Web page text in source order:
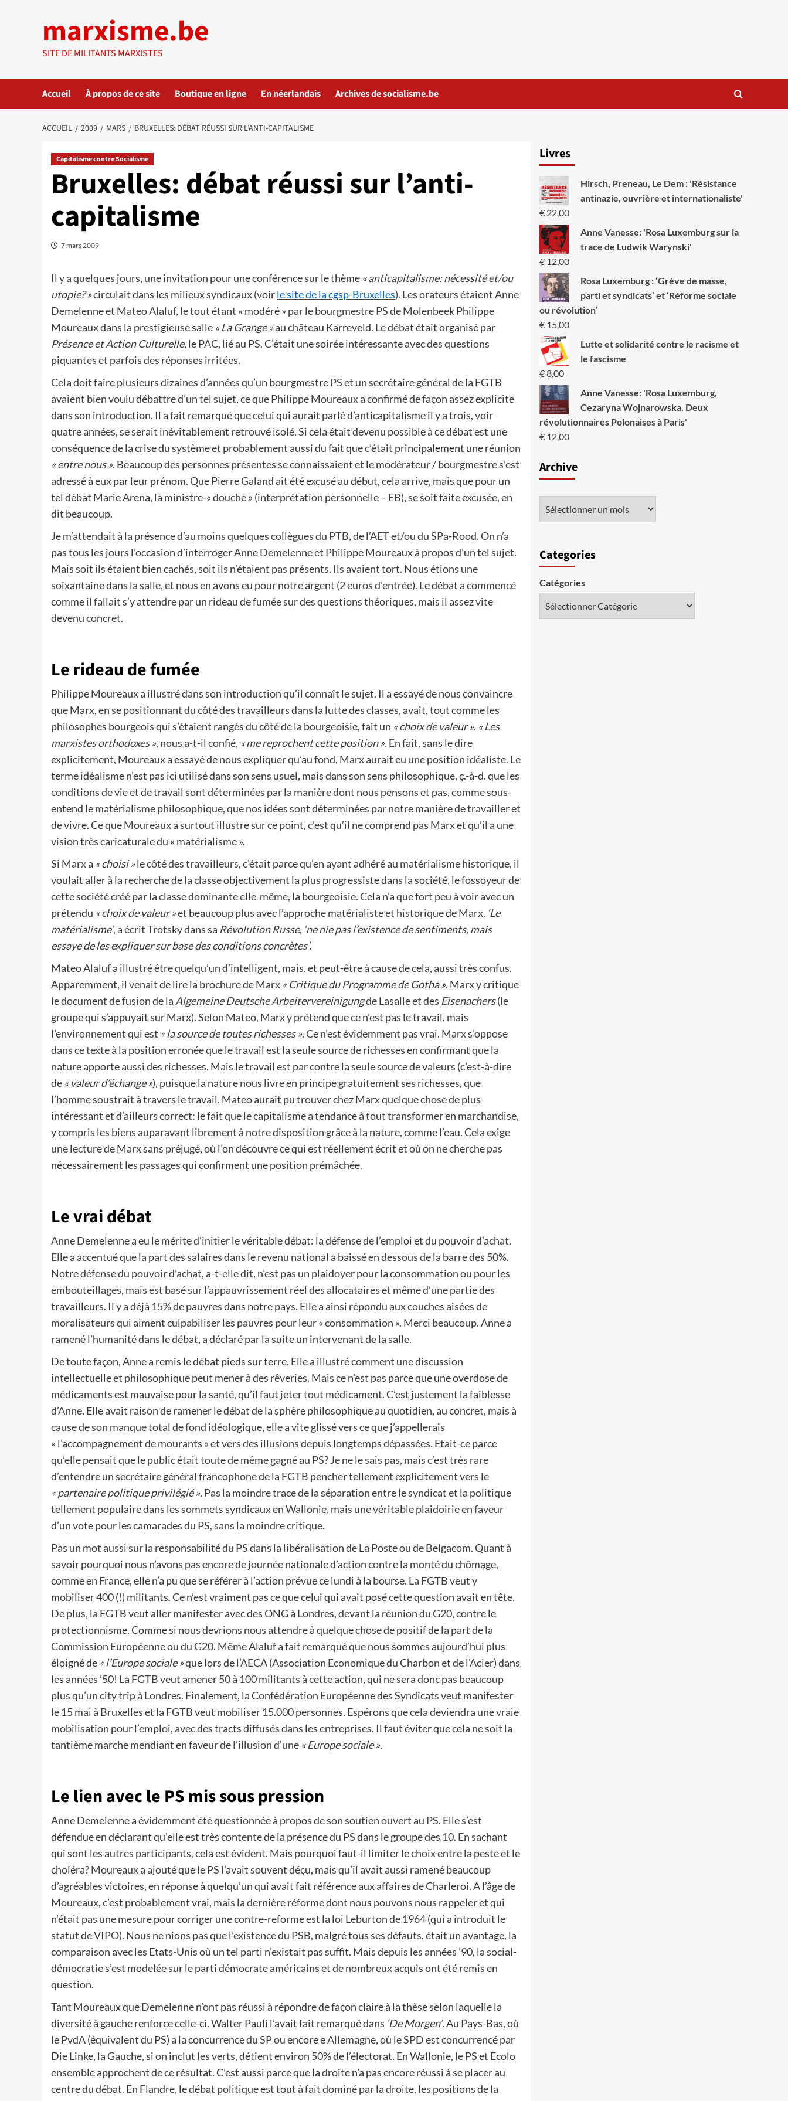
marxisme.be
SITE DE MILITANTS MARXISTES
Accueil À propos de ce site Boutique en ligne En néerlandais Archives de socialisme.be
ACCUEIL 2009 MARS BRUXELLES: DÉBAT RÉUSSI SUR L’ANTI-CAPITALISME
Capitalisme contre Socialisme
Bruxelles: débat réussi sur l’anti-
capitalisme
7 mars 2009
Il y a quelques jours, une invitation pour une conférence sur le thème « anticapitalisme: nécessité et/ou
utopie? »circulait dans les milieux syndicaux (voirle site de la cgsp-Bruxelles). Les orateurs étaient Anne
Demelenne et Mateo Alaluf, le tout étant « modéré » par le bourgmestre PS de Molenbeek Philippe
Moureaux dans la prestigieuse salle « La Grange »au château Karreveld. Le débat était organisé par
Présence et Action Culturelle, le PAC, lié au PS. C’était une soirée intéressante avec des questions
piquantes et parfois des réponses irritées.
Cela doit faire plusieurs dizaines d’années qu’un bourgmestre PS et un secrétaire général de la FGTB
avaient bien voulu débattre d’un tel sujet, ce que Philippe Moureaux a confirmé de façon assez explicite
dans son introduction. Il a fait remarqué que celui qui aurait parlé d’anticapitalisme il y a trois, voir
quatre années, se serait inévitablement retrouvé isolé. Si cela était devenu possible à ce débat est une
conséquence de la crise du système et probablement aussi du fait que c’était principalement une réunion
« entre nous ». Beaucoup des personnes présentes se connaissaient et le modérateur / bourgmestre s’est
adressé à eux par leur prénom. Que Pierre Galand ait été excusé au début, cela arrive, mais que pour un
tel débat Marie Arena, la ministre-« douche » (interprétation personnelle – EB), se soit faite excusée, en
dit beaucoup.
Je m’attendait à la présence d’au moins quelques collègues du PTB, de l’AET et/ou du SPa-Rood. On n’a
pas tous les jours l’occasion d’interroger Anne Demelenne et Philippe Moureaux à propos d’un tel sujet.
Mais soit ils étaient bien cachés, soit ils n’étaient pas présents. Ils avaient tort. Nous étions une
soixantaine dans la salle, et nous en avons eu pour notre argent (2 euros d’entrée). Le débat a commencé
comme il fallait s’y attendre par un rideau de fumée sur des questions théoriques, mais il assez vite
devenu concret.
Le rideau de fumée
Philippe Moureaux a illustré dans son introduction qu’il connaît le sujet. Il a essayé de nous convaincre
que Marx, en se positionnant du côté des travailleurs dans la lutte des classes, avait, tout comme les
philosophes bourgeois qui s’étaient rangés du côté de la bourgeoisie, fait un « choix de valeur ». « Les
marxistes orthodoxes », nous a-t-il confié, « me reprochent cette position ». En fait, sans le dire
explicitement, Moureaux a essayé de nous expliquer qu’au fond, Marx aurait eu une position idéaliste. Le
terme idéalisme n’est pas ici utilisé dans son sens usuel, mais dans son sens philosophique, ç.-à-d. que les
conditions de vie et de travail sont déterminées par la manière dont nous pensons et pas, comme sous-
entend le matérialisme philosophique, que nos idées sont déterminées par notre manière de travailler et
de vivre. Ce que Moureaux a surtout illustre sur ce point, c’est qu’il ne comprend pas Marx et qu’il a une
vision très caricaturale du « matérialisme ».
Si Marx a « choisi »le côté des travailleurs, c’était parce qu’en ayant adhéré au matérialisme historique, il
voulait aller à la recherche de la classe objectivement la plus progressiste dans la société, le fossoyeur de
cette société créé par la classe dominante elle-même, la bourgeoisie. Cela n’a que fort peu à voir avec un
prétendu « choix de valeur »et beaucoup plus avec l’approche matérialiste et historique de Marx. ‘Le
matérialisme’, a écrit Trotsky dans sa Révolution Russe, ‘ne nie pas l’existence de sentiments, mais
essaye de les expliquer sur base des conditions concrètes’.
Mateo Alaluf a illustré être quelqu’un d’intelligent, mais, et peut-être à cause de cela, aussi très confus.
Apparemment, il venait de lire la brochure de Marx « Critique du Programme de Gotha ». Marx y critique
le document de fusion de la Algemeine Deutsche Arbeitervereinigungde Lasalle et des Eisenachers(le
groupe qui s’appuyait sur Marx). Selon Mateo, Marx y prétend que ce n’est pas le travail, mais
l’environnement qui est « la source de toutes richesses ». Ce n’est évidemment pas vrai. Marx s’oppose
dans ce texte à la position erronée que le travail est la seule source de richesses en confirmant que la
nature apporte aussi des richesses. Mais le travail est par contre la seule source de valeurs (c’est-à-dire
de « valeur d’échange »), puisque la nature nous livre en principe gratuitement ses richesses, que
l’homme soustrait à travers le travail. Mateo aurait pu trouver chez Marx quelque chose de plus
intéressant et d’ailleurs correct: le fait que le capitalisme a tendance à tout transformer en marchandise,
y compris les biens auparavant librement à notre disposition grâce à la nature, comme l’eau. Cela exige
une lecture de Marx sans préjugé, où l’on découvre ce qui est réellement écrit et où on ne cherche pas
nécessairement les passages qui confirment une position prémâchée.
Le vrai débat
Anne Demelenne a eu le mérite d’initier le véritable débat: la défense de l’emploi et du pouvoir d’achat.
Elle a accentué que la part des salaires dans le revenu national a baissé en dessous de la barre des 50%.
Notre défense du pouvoir d’achat, a-t-elle dit, n’est pas un plaidoyer pour la consommation ou pour les
embouteillages, mais est basé sur l’appauvrissement réel des allocataires et même d’une partie des
travailleurs. Il y a déjà 15% de pauvres dans notre pays. Elle a ainsi répondu aux couches aisées de
moralisateurs qui aiment culpabiliser les pauvres pour leur « consommation ». Merci beaucoup. Anne a
ramené l’humanité dans le débat, a déclaré par la suite un intervenant de la salle.
De toute façon, Anne a remis le débat pieds sur terre. Elle a illustré comment une discussion
intellectuelle et philosophique peut mener à des rêveries. Mais ce n’est pas parce que une overdose de
médicaments est mauvaise pour la santé, qu’il faut jeter tout médicament. C’est justement la faiblesse
d’Anne. Elle avait raison de ramener le débat de la sphère philosophique au quotidien, au concret, mais à
cause de son manque total de fond idéologique, elle a vite glissé vers ce que j’appellerais
« l’accompagnement de mourants » et vers des illusions depuis longtemps dépassées. Etait-ce parce
qu’elle pensait que le public était toute de même gagné au PS? Je ne le sais pas, mais c’est très rare
d’entendre un secrétaire général francophone de la FGTB pencher tellement explicitement vers le
« partenaire politique privilégié ». Pas la moindre trace de la séparation entre le syndicat et la politique
tellement populaire dans les sommets syndicaux en Wallonie, mais une véritable plaidoirie en faveur
d’un vote pour les camarades du PS, sans la moindre critique.
Pas un mot aussi sur la responsabilité du PS dans la libéralisation de La Poste ou de Belgacom. Quant à
savoir pourquoi nous n’avons pas encore de journée nationale d’action contre la monté du chômage,
comme en France, elle n’a pu que se référer à l’action prévue ce lundi à la bourse. La FGTB veut y
mobiliser 400 (!) militants. Ce n’est vraiment pas ce que celui qui avait posé cette question avait en tête.
De plus, la FGTB veut aller manifester avec des ONG à Londres, devant la réunion du G20, contre le
protectionnisme. Comme si nous devrions nous attendre à quelque chose de positif de la part de la
Commission Européenne ou du G20. Même Alaluf a fait remarqué que nous sommes aujourd’hui plus
éloigné de « l’Europe sociale »que lors de l’AECA (Association Economique du Charbon et de l’Acier) dans
les années ’50! La FGTB veut amener 50 à 100 militants à cette action, qui ne sera donc pas beaucoup
plus qu’un city trip à Londres. Finalement, la Confédération Européenne des Syndicats veut manifester
le 15 mai à Bruxelles et la FGTB veut mobiliser 15.000 personnes. Espérons que cela deviendra une vraie
mobilisation pour l’emploi, avec des tracts diffusés dans les entreprises. Il faut éviter que cela ne soit la
tantième marche mendiant en faveur de l’illusion d’une « Europe sociale ».
Le lien avec le PS mis sous pression
Anne Demelenne a évidemment été questionnée à propos de son soutien ouvert au PS. Elle s’est
défendue en déclarant qu’elle est très contente de la présence du PS dans le groupe des 10. En sachant
qui sont les autres participants, cela est évident. Mais pourquoi faut-il limiter le choix entre la peste et le
choléra? Moureaux a ajouté que le PS l’avait souvent déçu, mais qu’il avait aussi ramené beaucoup
d’agréables victoires, en réponse à quelqu’un qui avait fait référence aux affaires de Charleroi. A l’âge de
Moureaux, c’est probablement vrai, mais la dernière réforme dont nous pouvons nous rappeler et qui
n’était pas une mesure pour corriger une contre-reforme est la loi Leburton de 1964 (qui a introduit le
statut de VIPO). Nous ne nions pas que l’existence du PSB, malgré tous ses défauts, était un avantage, la
comparaison avec les Etats-Unis où un tel parti n’existait pas suffit. Mais depuis les années ’90, la social-
démocratie s’est modelée sur le parti démocrate américains et de nombreux acquis ont été remis en
question.
Tant Moureaux que Demelenne n’ont pas réussi à répondre de façon claire à la thèse selon laquelle la
diversité à gauche renforce celle-ci. Walter Pauli l’avait fait remarqué dans ‘De Morgen’. Au Pays-Bas, où
le PvdA (équivalent du PS) a la concurrence du SP ou encore e Allemagne, où le SPD est concurrencé par
Die Linke, la Gauche, si on inclut les verts, détient environ 50% de l’électorat. En Wallonie, le PS et Ecolo
ensemble approchent de ce résultat. C’est aussi parce que la droite n’a pas encore réussi à se placer au
centre du débat. En Flandre, le débat politique est tout à fait dominé par la droite, les positions de la
Livres
Hirsch, Preneau, Le Dem : 'Résistance
antinazie, ouvrière et internationaliste'
€22,00
Anne Vanesse: 'Rosa Luxemburg sur la
trace de Ludwik Warynski'
€12,00
Rosa Luxemburg : ‘Grève de masse,
parti et syndicats’ et ‘Réforme sociale
ou révolution’
€15,00
Lutte et solidarité contre le racisme et
le fascisme
€8,00
Anne Vanesse: 'Rosa Luxemburg,
Cezaryna Wojnarowska. Deux
révolutionnaires Polonaises à Paris'
€12,00
Archive
Categories
Catégories